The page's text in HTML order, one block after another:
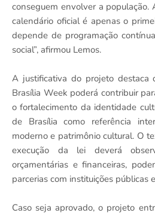
conseguem envolver a população.
calendário oficial é apenas o
depende de programação
social”, afirmou Lemos.
A justificativa do projeto destaca
Brasília Week poderá contribuir
o fortalecimento da identidade
de Brasília como referência
moderno e patrimônio cultural. O
execução da lei deverá
orçamentárias e financeiras,
parcerias com instituições públicas
Caso seja aprovado, o projeto